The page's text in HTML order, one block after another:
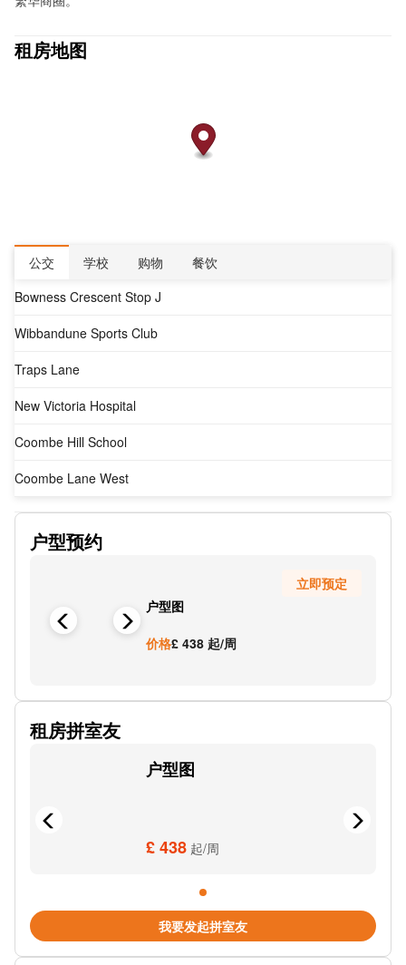
租房地图
公交 学校 购物
餐饮
Bowness Crescent Stop J
Wibbandune Sports Club
Traps Lane
New Victoria Hospital
Coombe Hill School
Coombe Lane West
Holland Avenue
Coombe Lane West New Victoria Hospital
Langley Grove
Oak Road Stop S
Atkinson Close Copse Hill
AG Cars Minicab Service
Orchard Lane
户型预约
户型图
价格£ 438 起/周
立即预定
租房拼室友
户型图
£ 438 起/周
我要发起拼室友